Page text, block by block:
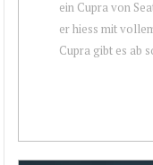
ein Cupra von
er hiess mit
Cupra gibt es ab